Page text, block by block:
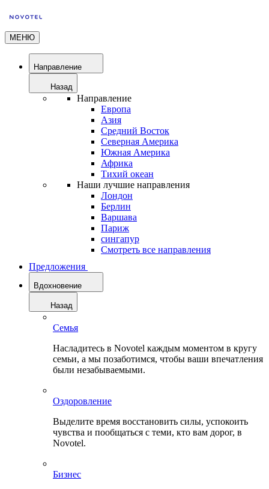
МЕНЮ
Направление
Назад
Направление
Европа
Азия
Средний Восток
Северная Америка
Южная Америка
Африка
Тихий океан
Наши лучшие направления
Лондон
Берлин
Варшава
Париж
сингапур
Смотреть все направления
Предложения
Вдохновение
Назад
Семья
Насладитесь в Novotel каждым моментом в кругу
семьи, а мы позаботимся, чтобы ваши впечатления
были незабываемыми.
Оздоровление
Выделите время восстановить силы, успокоить
чувства и пообщаться с теми, кто вам дорог, в
Novotel.
Бизнес